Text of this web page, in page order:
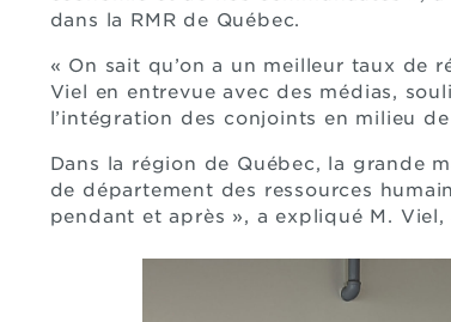
dans la RMR de Québec.
« On sait qu’on a un meilleur taux de
Viel en entrevue avec des médias,
l’intégration des conjoints en milieu
Dans la région de Québec, la grande
de département des ressources
pendant et après », a expliqué M.